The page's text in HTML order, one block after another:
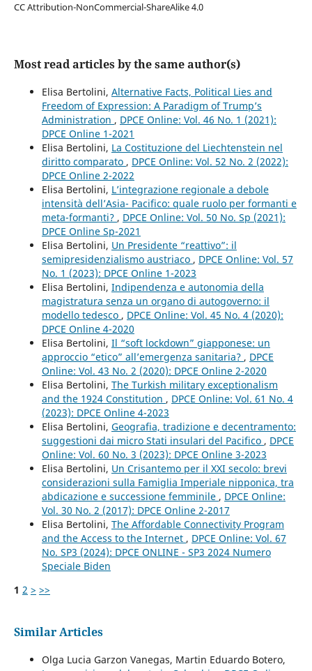
CC Attribution-NonCommercial-ShareAlike 4.0
Most read articles by the same author(s)
Elisa Bertolini, Alternative Facts, Political Lies and
Freedom of Expression: A Paradigm of Trump’s
Administration , DPCE Online: Vol. 46 No. 1 (2021):
DPCE Online 1-2021
Elisa Bertolini, La Costituzione del Liechtenstein nel
diritto comparato , DPCE Online: Vol. 52 No. 2 (2022):
DPCE Online 2-2022
Elisa Bertolini, L’integrazione regionale a debole
intensità dell’Asia- Pacifico: quale ruolo per formanti e
meta-formanti? , DPCE Online: Vol. 50 No. Sp (2021):
DPCE Online Sp-2021
Elisa Bertolini, Un Presidente “reattivo”: il
semipresidenzialismo austriaco , DPCE Online: Vol. 57
No. 1 (2023): DPCE Online 1-2023
Elisa Bertolini, Indipendenza e autonomia della
magistratura senza un organo di autogoverno: il
modello tedesco , DPCE Online: Vol. 45 No. 4 (2020):
DPCE Online 4-2020
Elisa Bertolini, Il “soft lockdown” giapponese: un
approccio “etico” all’emergenza sanitaria? , DPCE
Online: Vol. 43 No. 2 (2020): DPCE Online 2-2020
Elisa Bertolini, The Turkish military exceptionalism
and the 1924 Constitution , DPCE Online: Vol. 61 No. 4
(2023): DPCE Online 4-2023
Elisa Bertolini, Geografia, tradizione e decentramento:
suggestioni dai micro Stati insulari del Pacifico , DPCE
Online: Vol. 60 No. 3 (2023): DPCE Online 3-2023
Elisa Bertolini, Un Crisantemo per il XXI secolo: brevi
considerazioni sulla Famiglia Imperiale nipponica, tra
abdicazione e successione femminile , DPCE Online:
Vol. 30 No. 2 (2017): DPCE Online 2-2017
Elisa Bertolini, The Affordable Connectivity Program
and the Access to the Internet , DPCE Online: Vol. 67
No. SP3 (2024): DPCE ONLINE - SP3 2024 Numero
Speciale Biden
1 2 > >>
Similar Articles
Olga Lucia Garzon Vanegas, Martin Eduardo Botero,